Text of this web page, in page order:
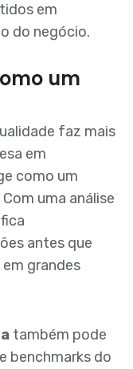
em
do negócio.
um
faz mais
em
como um
uma análise
antes que
grandes
também pode
benchmarks do